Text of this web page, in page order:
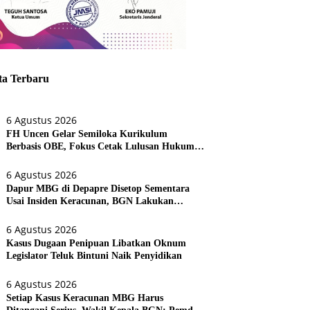
Terbaru
6 Agustus 2026
FH Uncen Gelar Semiloka Kurikulum
Berbasis OBE, Fokus Cetak Lulusan Hukum
6 Agustus 2026
Dapur MBG di Depapre Disetop Sementara
Usai Insiden Keracunan, BGN Lakukan
6 Agustus 2026
Kasus Dugaan Penipuan Libatkan Oknum
Legislator Teluk Bintuni Naik Penyidikan
6 Agustus 2026
Setiap Kasus Keracunan MBG Harus